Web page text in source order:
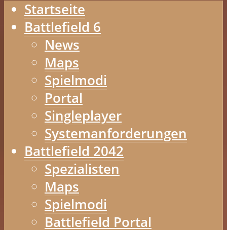
Startseite
Battlefield 6
News
Maps
Spielmodi
Portal
Singleplayer
Systemanforderungen
Battlefield 2042
Spezialisten
Maps
Spielmodi
Battlefield Portal